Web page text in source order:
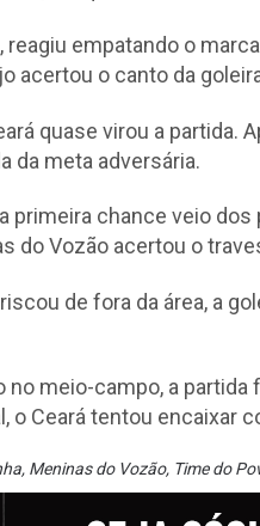
reagiu empatando o
acertou o canto da
quase virou a partida.
da meta adversária.
primeira chance veio
do Vozão acertou o
de fora da área, a
meio-campo, a
o Ceará tentou encaixar
, Meninas do Vozão, Time do